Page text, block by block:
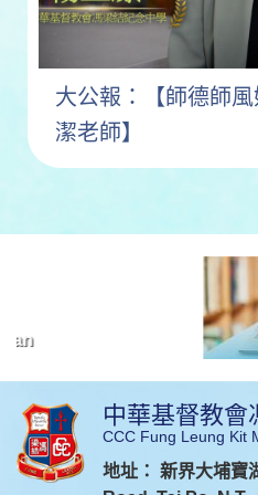
大公報：【師德師
潔老師】
中華基督教會
CCC Fung Leung Kit
地址： 新界大埔寶